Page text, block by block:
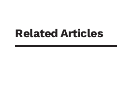
Related Articles